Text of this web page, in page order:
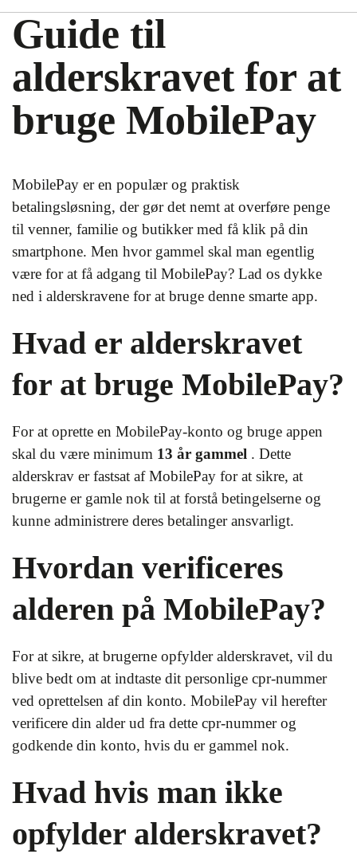
Guide til
alderskravet for at
bruge MobilePay
MobilePay er en populær og praktisk
betalingsløsning, der gør det nemt at overføre penge
til venner, familie og butikker med få klik på din
smartphone. Men hvor gammel skal man egentlig
være for at få adgang til MobilePay? Lad os dykke
ned i alderskravene for at bruge denne smarte app.
Hvad er alderskravet
for at bruge MobilePay?
For at oprette en MobilePay-konto og bruge appen
skal du være minimum 13 år gammel . Dette
alderskrav er fastsat af MobilePay for at sikre, at
brugerne er gamle nok til at forstå betingelserne og
kunne administrere deres betalinger ansvarligt.
Hvordan verificeres
alderen på MobilePay?
For at sikre, at brugerne opfylder alderskravet, vil du
blive bedt om at indtaste dit personlige cpr-nummer
ved oprettelsen af din konto. MobilePay vil herefter
verificere din alder ud fra dette cpr-nummer og
godkende din konto, hvis du er gammel nok.
Hvad hvis man ikke
opfylder alderskravet?